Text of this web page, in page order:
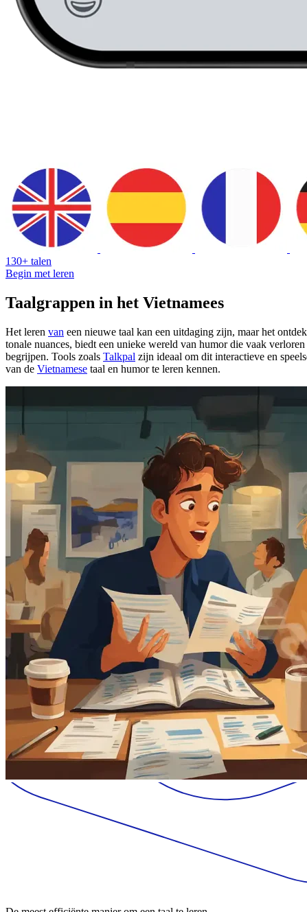
130+ talen
Begin met leren
Taalgrappen in het Vietnamees
Het leren van een nieuwe taal kan een uitdaging zijn, maar het
tonale nuances, biedt een unieke wereld van humor die vaak
begrijpen. Tools zoals Talkpal zijn ideaal om dit interactieve en
van de Vietnamese taal en humor te leren kennen.